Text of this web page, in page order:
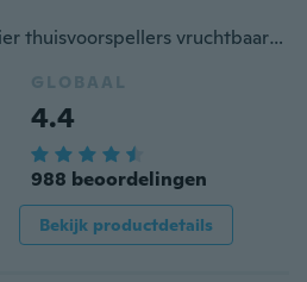
10 stks / 20 stks testpapier thuisvoorspellers vruchtbaarheid privé ovulatie LH teststrips kit beste cadeau
GLOBAAL
4.4
988 beoordelingen
Bekijk productdetails